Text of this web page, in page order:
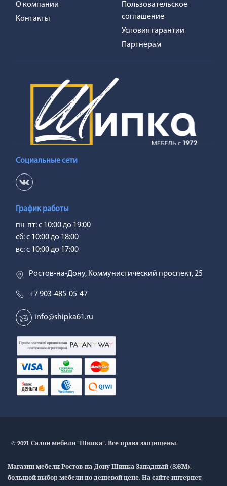
Социальные сети
График работы
пн-пт: с 10:00 до 19:00
сб: с 10:00 до 18:00
вс: с 10:00 до 17:00
О компании
Контакты
Пользовательское
соглашение
Условия гарантии
Партнерам
Ростов-на-Дону, Коммунистический проспект, 25
+7 903-485-05-47
info@shipka61.ru
© 2021 Салон мебели "Шипка". Все права защищены.
Магазин мебели Ростов-на-Дону Шипка Западный (ЗЖМ),
большой выбор мебели по дешевой цене. На сайте интернет-